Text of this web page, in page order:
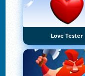
Love Tester